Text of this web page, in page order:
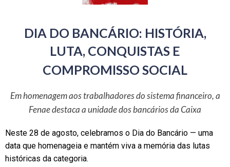
DIA DO BANCÁRIO: HISTÓRIA,
LUTA, CONQUISTAS E
COMPROMISSO SOCIAL
Em homenagem aos trabalhadores do sistema financeiro, a
Fenae destaca a unidade dos bancários da Caixa
Neste 28 de agosto, celebramos o Dia do Bancário — uma
data que homenageia e mantém viva a memória das lutas
históricas da categoria.